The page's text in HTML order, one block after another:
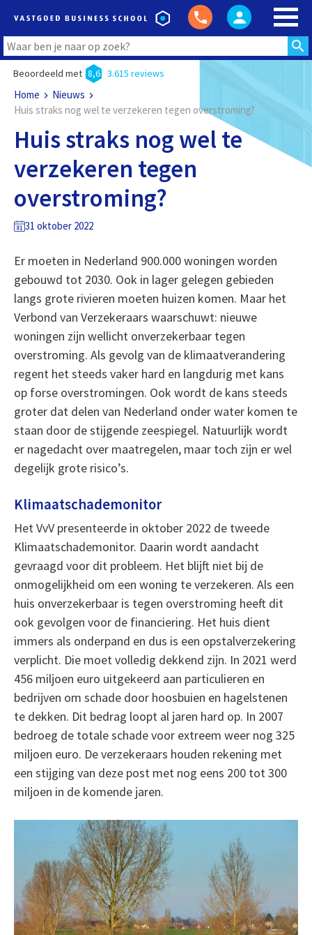
Beoordeeld met 8,6 3.615 reviews
Home
Nieuws
Huis straks nog wel te verzekeren tegen overstroming?
Huis straks nog wel te
verzekeren tegen
overstroming?
31 oktober 2022
Er moeten in Nederland 900.000 woningen worden
gebouwd tot 2030. Ook in lager gelegen gebieden
langs grote rivieren moeten huizen komen. Maar het
Verbond van Verzekeraars waarschuwt: nieuwe
woningen zijn wellicht onverzekerbaar tegen
overstroming. Als gevolg van de klimaatverandering
regent het steeds vaker hard en langdurig met kans
op forse overstromingen. Ook wordt de kans steeds
groter dat delen van Nederland onder water komen te
staan door de stijgende zeespiegel. Natuurlijk wordt
er nagedacht over maatregelen, maar toch zijn er wel
degelijk grote risico’s.
Klimaatschademonitor
Het VvV presenteerde in oktober 2022 de tweede
Klimaatschademonitor. Daarin wordt aandacht
gevraagd voor dit probleem. Het blijft niet bij de
onmogelijkheid om een woning te verzekeren. Als een
huis onverzekerbaar is tegen overstroming heeft dit
ook gevolgen voor de financiering. Het huis dient
immers als onderpand en dus is een opstalverzekering
verplicht. Die moet volledig dekkend zijn. In 2021 werd
456 miljoen euro uitgekeerd aan particulieren en
bedrijven om schade door hoosbuien en hagelstenen
te dekken. Dit bedrag loopt al jaren hard op. In 2007
bedroeg de totale schade voor extreem weer nog 325
miljoen euro. De verzekeraars houden rekening met
een stijging van deze post met nog eens 200 tot 300
miljoen in de komende jaren.